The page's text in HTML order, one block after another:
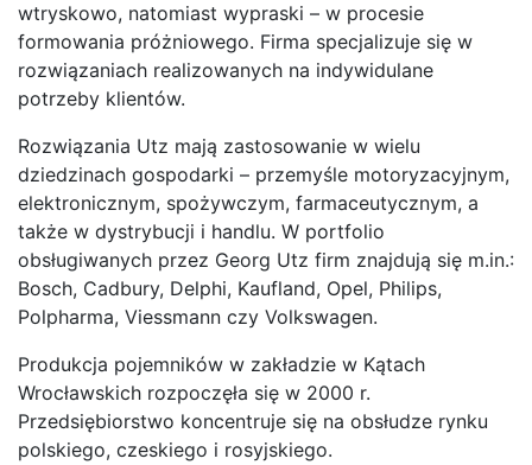
wtryskowo, natomiast wypraski – w procesie
formowania próżniowego. Firma specjalizuje się w
rozwiązaniach realizowanych na indywidulane
potrzeby klientów.
Rozwiązania Utz mają zastosowanie w wielu
dziedzinach gospodarki – przemyśle motoryzacyjnym,
elektronicznym, spożywczym, farmaceutycznym, a
także w dystrybucji i handlu. W portfolio
obsługiwanych przez Georg Utz firm znajdują się m.in.:
Bosch, Cadbury, Delphi, Kaufland, Opel, Philips,
Polpharma, Viessmann czy Volkswagen.
Produkcja pojemników w zakładzie w Kątach
Wrocławskich rozpoczęła się w 2000 r.
Przedsiębiorstwo koncentruje się na obsłudze rynku
polskiego, czeskiego i rosyjskiego.